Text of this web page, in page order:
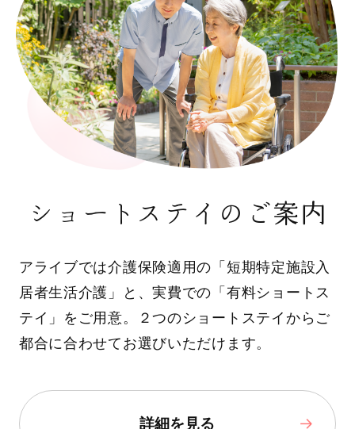
ショートステイのご案内
アライブでは介護保険適用の「短期特定施設入
居者生活介護」と、実費での「有料ショートス
テイ」をご用意。２つのショートステイからご
都合に合わせてお選びいただけます。
詳細を見る